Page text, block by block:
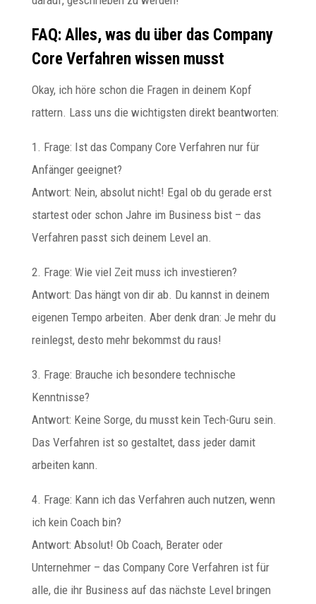
FAQ: Alles, was du über das Company
Core Verfahren wissen musst
Okay, ich höre schon die Fragen in deinem Kopf
rattern. Lass uns die wichtigsten direkt beantworten:
1. Frage: Ist das Company Core Verfahren nur für
Anfänger geeignet?
Antwort: Nein, absolut nicht! Egal ob du gerade erst
startest oder schon Jahre im Business bist – das
Verfahren passt sich deinem Level an.
2. Frage: Wie viel Zeit muss ich investieren?
Antwort: Das hängt von dir ab. Du kannst in deinem
eigenen Tempo arbeiten. Aber denk dran: Je mehr du
reinlegst, desto mehr bekommst du raus!
3. Frage: Brauche ich besondere technische
Kenntnisse?
Antwort: Keine Sorge, du musst kein Tech-Guru sein.
Das Verfahren ist so gestaltet, dass jeder damit
arbeiten kann.
4. Frage: Kann ich das Verfahren auch nutzen, wenn
ich kein Coach bin?
Antwort: Absolut! Ob Coach, Berater oder
Unternehmer – das Company Core Verfahren ist für
alle, die ihr Business auf das nächste Level bringen